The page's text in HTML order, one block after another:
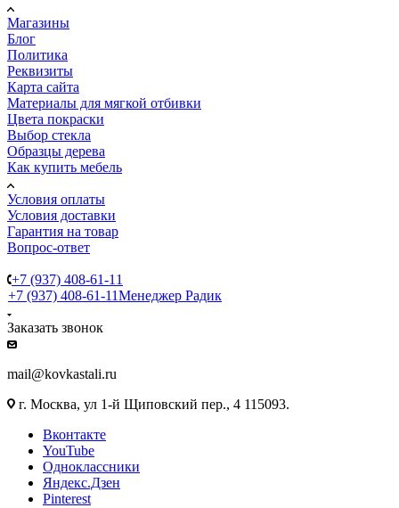
Магазины
Блог
Политика
Реквизиты
Карта сайта
Материалы для мягкой отбивки
Цвета покраски
Выбор стекла
Образцы дерева
Как купить мебель
Условия оплаты
Условия доставки
Гарантия на товар
Вопрос-ответ
+7 (937) 408-61-11
+7 (937) 408-61-11Менеджер Радик
Заказать звонок
mail@kovkastali.ru
г. Москва, ул 1-й Щиповский пер., 4 115093.
Вконтакте
YouTube
Одноклассники
Яндекс.Дзен
Pinterest